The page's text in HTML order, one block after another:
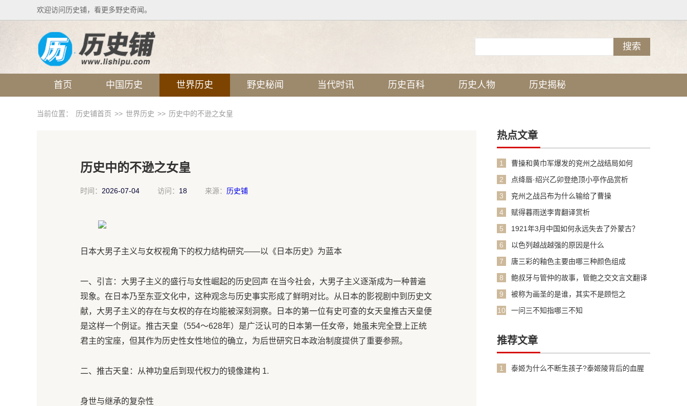
欢迎访问历史铺，看更多野史奇闻。
首页 中国历史 世界历史 野史秘闻 当代时讯 历史百科 历史人物 历史揭秘
当前位置： 历史铺首页 >> 世界历史 >> 历史中的不逊之女皇
历史中的不逊之女皇
时间： 2026-07-04 访问： 18 来源： 历史铺
日本大男子主义与女权视角下的权力结构研究——以《日本历史》为蓝本
一、引言：大男子主义的盛行与女性崛起的历史回声 在当今社会，大男子主义逐渐成为一种普遍
现象。在日本乃至东亚文化中，这种观念与历史事实形成了鲜明对比。从日本的影视剧中到历史文
献，大男子主义的存在与女权的存在均能被深刻洞察。日本的第一位有史可查的女天皇推古天皇便
是这样一个例证。推古天皇（554～628年）是广泛认可的日本第一任女帝，她虽未完全登上正统
君主的宝座，但其作为历史性女性地位的确立，为后世研究日本政治制度提供了重要参照。
二、推古天皇：从神功皇后到现代权力的镜像建构 1.
身世与继承的复杂性
热点文章
1
曹操和黄巾军爆发的兖州之战结局如何
2
点绛唇·绍兴乙卯登绝顶小亭作品赏析
3
兖州之战吕布为什么输给了曹操
4
赋得暮雨送李胄翻译赏析
5
1921年3月中国如何永远失去了外蒙古？
6
以色列越战越强的原因是什么
7
唐三彩的釉色主要由哪三种颜色组成
8
鲍叔牙与管仲的故事，管鲍之交文言文翻译
9
被称为画圣的是谁，其实不是顾恺之
10
一问三不知指哪三不知
推荐文章
1
泰姬为什么不断生孩子?泰姬陵背后的血腥